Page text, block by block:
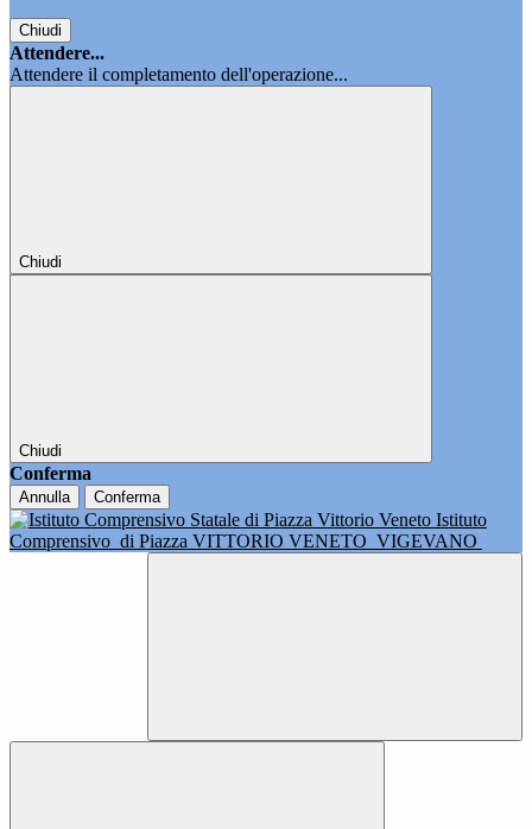
Chiudi
Attendere...
Attendere il completamento dell'operazione...
Chiudi
Chiudi
Conferma
Annulla Conferma
Istituto
Comprensivo di Piazza VITTORIO VENETO VIGEVANO